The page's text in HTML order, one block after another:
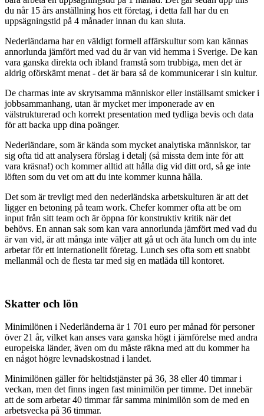
du når 15 års anställning hos ett företag, i detta fall har du en
uppsägningstid på 4 månader innan du kan sluta.
Nederländarna har en väldigt formell affärskultur som kan kännas
annorlunda jämfört med vad du är van vid hemma i Sverige. De kan
vara ganska direkta och ibland framstå som trubbiga, men det är
aldrig oförskämt menat - det är bara så de kommunicerar i sin kultur.
De charmas inte av skrytsamma människor eller inställsamt smicker i
jobbsammanhang, utan är mycket mer imponerade av en
välstrukturerad och korrekt presentation med tydliga bevis och data
för att backa upp dina poänger.
Nederländare, som är kända som mycket analytiska människor, tar
sig ofta tid att analysera förslag i detalj (så missta dem inte för att
vara kräsna!) och kommer alltid att hålla dig vid ditt ord, så ge inte
löften som du vet om att du inte kommer kunna hålla.
Det som är trevligt med den nederländska arbetskulturen är att det
ligger en betoning på team work. Chefer kommer ofta att be om
input från sitt team och är öppna för konstruktiv kritik när det
behövs. En annan sak som kan vara annorlunda jämfört med vad du
är van vid, är att många inte väljer att gå ut och äta lunch om du inte
arbetar för ett internationellt företag. Lunch ses ofta som ett snabbt
mellanmål och de flesta tar med sig en matlåda till kontoret.
Skatter och lön
Minimilönen i Nederländerna är 1 701 euro per månad för personer
över 21 år, vilket kan anses vara ganska högt i jämförelse med andra
europeiska länder, även om du måste räkna med att du kommer ha
en något högre levnadskostnad i landet.
Minimilönen gäller för heltidstjänster på 36, 38 eller 40 timmar i
veckan, men det finns ingen fast minimilön per timme. Det innebär
att de som arbetar 40 timmar får samma minimilön som de med en
arbetsvecka på 36 timmar.